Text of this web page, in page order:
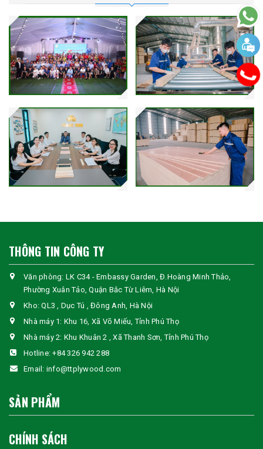
THÔNG TIN CÔNG TY
Văn phòng: LK C34 - Embassy Garden, Đ.Hoàng Minh Thảo,
Phường Xuân Tảo, Quận Bắc Từ Liêm, Hà Nội
Kho: QL3 , Dục Tú , Đông Anh, Hà Nội
Nhà máy 1: Khu 16, Xã Võ Miếu, Tỉnh Phú Thọ
Nhà máy 2: Khu Khuân 2 , Xã Thanh Sơn, Tỉnh Phú Thọ
Hotline:+84 326 942 288
Email: info@ttplywood.com
SẢN PHẨM
CHÍNH SÁCH